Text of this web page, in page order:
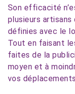
Son efficacité
plusieurs artisans
définies avec le
Tout en faisant
faites de la
moyen et à
vos